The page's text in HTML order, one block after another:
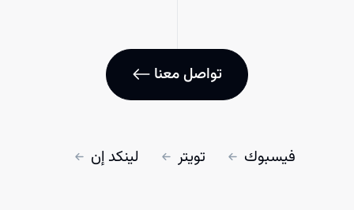
تواصل معنا
فيسبوك تويتر لينكد إن